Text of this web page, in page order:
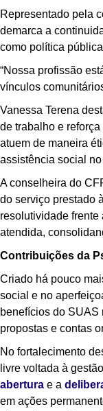
Representado pela
demarca a
como política
“Nossa profissão
vínculos
Vanessa Terena
de trabalho e
atuem de maneira
assistência social no
A conselheira do
do serviço prestado
resolutividade
atendida,
Contribuições da
Criado há pouco
social e no
benefícios do
propostas e contas
No fortalecimento
livre voltada à
abertura e a
em ações